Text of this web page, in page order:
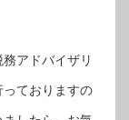
アドバイザリ
ておりますの